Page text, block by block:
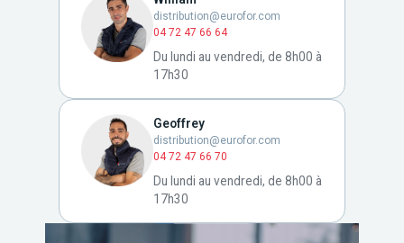
distribution@eurofor.com
04 72 47 66 64
Du lundi au vendredi, de 8h00 à
17h30
Geoffrey
distribution@eurofor.com
04 72 47 66 70
Du lundi au vendredi, de 8h00 à
17h30